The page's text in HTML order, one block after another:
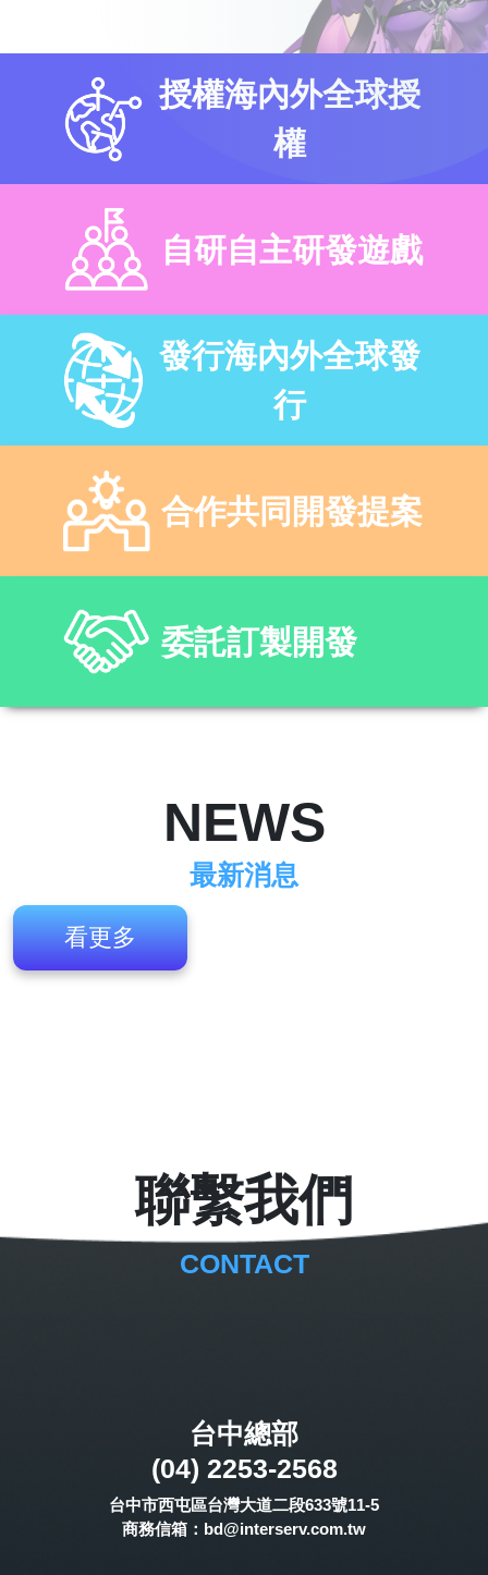
授權海內外全球授
權
自研自主研發遊戲
發行海內外全球發
行
合作共同開發提案
委託訂製開發
NEWS
最新消息
看更多
聯繫我們
CONTACT
台中總部
(04) 2253-2568
台中市西屯區台灣大道二段633號11-5
商務信箱 ：bd@interserv.com.tw